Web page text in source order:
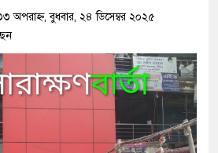
বুধবার, ২৪ ডিসেম্বর ২০২৫